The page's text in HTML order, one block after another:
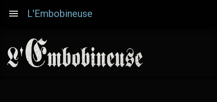
principal
L'Embobineuse